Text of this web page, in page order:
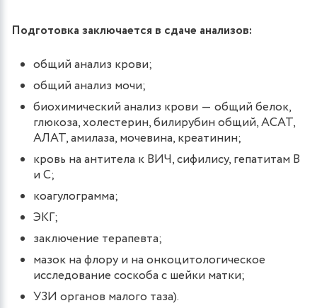
Подготовка заключается в сдаче анализов:
общий анализ крови;
общий анализ мочи;
биохимический анализ крови ― общий белок,
глюкоза, холестерин, билирубин общий, АСАТ,
АЛАТ, амилаза, мочевина, креатинин;
кровь на антитела к ВИЧ, сифилису, гепатитам В
и С;
коагулограмма;
ЭКГ;
заключение терапевта;
мазок на флору и на онкоцитологическое
исследование соскоба с шейки матки;
УЗИ органов малого таза).